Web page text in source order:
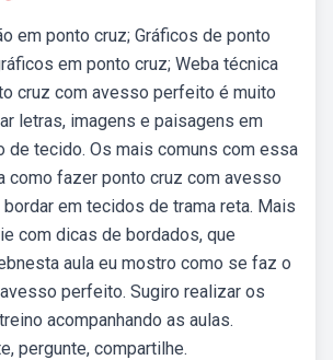
em ponto cruz; Gráficos de ponto
em ponto cruz; Weba técnica
cruz com avesso perfeito é muito
letras, imagens e paisagens em
de tecido. Os mais comuns com essa
como fazer ponto cruz com avesso
em tecidos de trama reta. Mais
com dicas de bordados, que
aula eu mostro como se faz o
perfeito. Sugiro realizar os
acompanhando as aulas.
pergunte, compartilhe.